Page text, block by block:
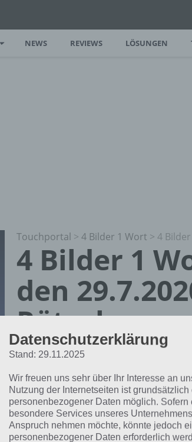
NEWS REVIEWS LÖSUNGEN
Touchportal > 4 Bilder 1 Wort > 4
4 Bilder 1
den
Rätsel
Paul Stelzer
App Empfehlung: IQ Test
Mit zahlreichen Aufgaben
JETZT KOSTENLOS HERUNTERLADEN
Datenschutzerklärung
Stand: 29.11.2025
Wir freuen uns sehr über Ihr Interesse an
Nutzung der Internetseiten ist
personenbezogener Daten möglich. Sofern
besondere Services unseres
Anspruch nehmen möchte, könnte jedoch
personenbezogener Daten erforderlich